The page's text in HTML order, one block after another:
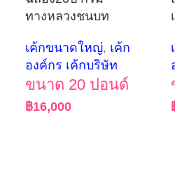
ทางหลวงชนบท
เค้กขนาดใหญ่, เค้ก
องค์กร เค้กบริษัท
ขนาด 20 ปอนด์
฿16,000